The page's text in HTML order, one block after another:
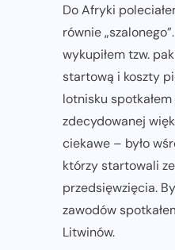
Do Afryki
równie
wykupiłem tzw.
startową i koszty
lotnisku
zdecydowanej
ciekawe – było
którzy startowali
przedsięwzięcia.
zawodów
Litwinów.